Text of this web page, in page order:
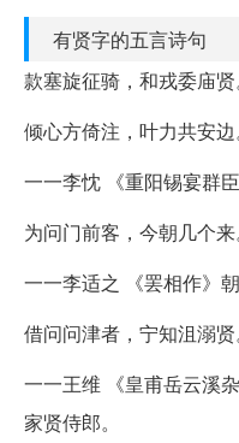
有贤字的五言诗句
款塞旋征骑，和戎委庙贤
倾心方倚注，叶力共安边
一一李忱 《重阳锡宴群
为问门前客，今朝几个来
一一李适之 《罢相作》
借问问津者，宁知沮溺贤
一一王维 《皇甫岳云溪
家贤侍郎。